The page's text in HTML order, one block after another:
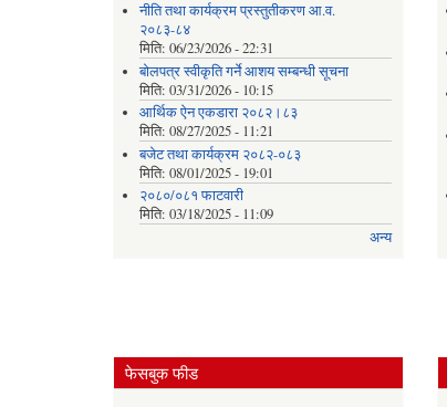
नीति तथा कार्यक्रम प्रस्तुतीकरण आ.व.
२०८३-८४
मिति: 06/23/2026 - 22:31
बोलपत्र स्वीकृति गर्ने आशय सम्बन्धी सूचना
मिति: 03/31/2026 - 10:15
आर्थिक ऐन एकडारा २०८२।८३
मिति: 08/27/2025 - 11:21
बजेट तथा कार्यक्रम २०८२-०८३
मिति: 08/01/2025 - 19:01
२०८०/०८१ फाटवारी
मिति: 03/18/2025 - 11:09
अन्य
फेसबुक फीड